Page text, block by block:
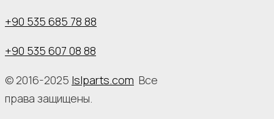
+90 535 685 78 88
+90 535 607 08 88
© 2016-2025 Islparts.com Все
права защищены.